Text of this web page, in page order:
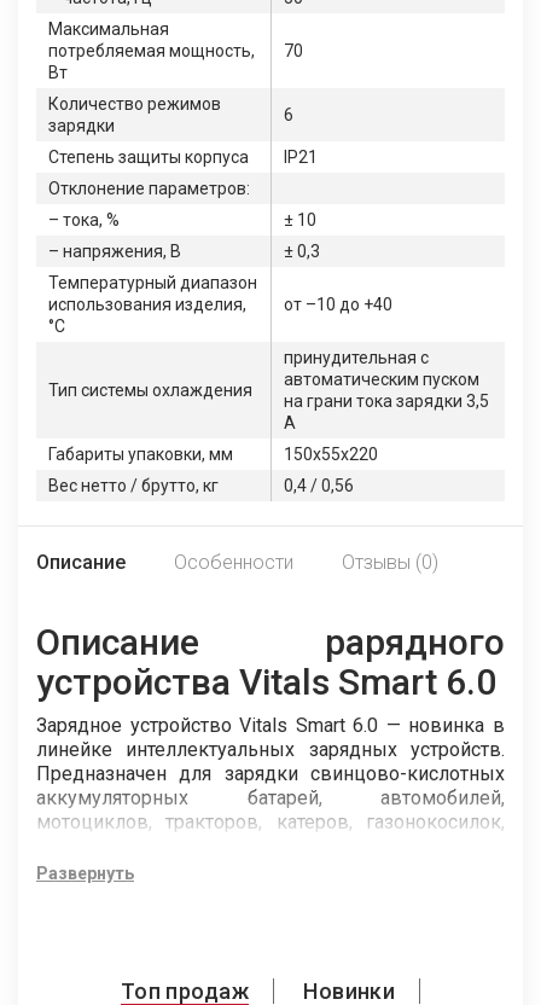
Максимальная
потребляемая мощность,
Вт
70
Количество режимов
зарядки
6
Степень защиты корпуса
IP21
Отклонение параметров:
– тока, %
± 10
– напряжения, В
± 0,3
Температурный диапазон
использования изделия,
°C
от –10 до +40
Тип системы охлаждения
принудительная с
автоматическим пуском
на грани тока зарядки 3,5
А
Габариты упаковки, мм
150x55x220
Вес нетто / брутто, кг
0,4 / 0,56
Описание Особенности Отзывы (0)
Описание pарядного
устройства Vitals Smart 6.0
Зарядное устройство Vitals Smart 6.0 — новинка в
линейке интеллектуальных зарядных устройств.
Предназначен для зарядки свинцово-кислотных
аккумуляторных батарей, автомобилей,
мотоциклов, тракторов, катеров, газонокосилок,
промышленного и бытового оборудования.
Зарядное устройство относится к
Развернуть
Топ продаж
Новинки